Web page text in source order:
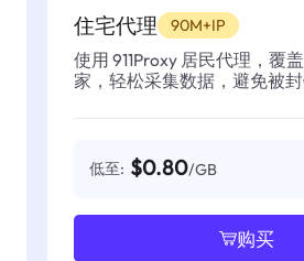
住宅代理 90M+IP
使用 911Proxy 居民代理，覆
家，轻松采集数据，避免被封
低至: $0.80/GB
购买